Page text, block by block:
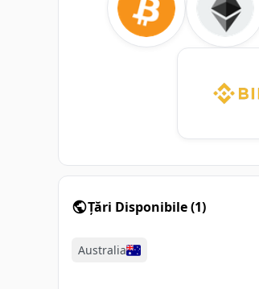
Țări Disponibile(1)
Australia